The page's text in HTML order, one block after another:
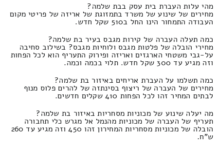
מהי עלות העברת בית עסק בבת שלמה?
מחירים של שינוע של משרד בתמזוגת של אריזה של פריטי מקום
העבודה התמחור הינו החל ב510 שקל חדש.
כמה תעלה העברה של קירות מגבס בעיר בת שלמה?
מחירי הובלה של פלטות מגבס ולוחיות מגבס? בשילוב סחיבה
על-גבי משטחי הארגזים ואריזה ופירוק התעריף הוא לכל הפחות
וזה מגיע עד 300 שקל חדש. תלוי בכמה וכמה.
כמה תשלמו על העברת אריחים באיזור בת שלמה?
מחירים של העברה של ריצוף בסינתזה של להרים פלוס מנוף
לבתים המחיר זהו לכל הפחות 410 שקלים חדשים.
מה יעלה שינוע של מכוניות מסחריות באיזור בת שלמה?
תעריף של העברה של מכוניות מהנמל אל מגרש כלי תחבורה
הובלה של מכוניות מסחריות המחירון זהו 450 וזה מגיע עד 260
ש"ח.